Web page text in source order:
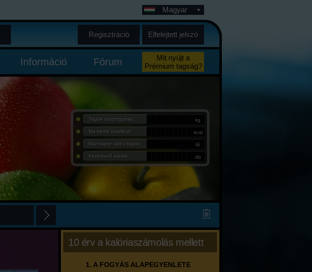
Magyar
Regisztráció Elfelejtett jelszó
Információ Fórum
Mit nyújt a
Prémium tagság?
Tagok összfogyása: kg
Ma bevitt összkcal: kcal
Mai napon aktív tagok: fő
Kereshető ételek: db
10 érv a kalóriaszámolás mellett
1. A FOGYÁS ALAPEGYENLETE